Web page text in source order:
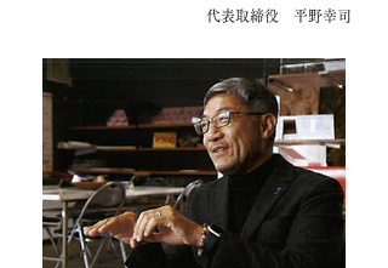
代表取締役 平野幸司